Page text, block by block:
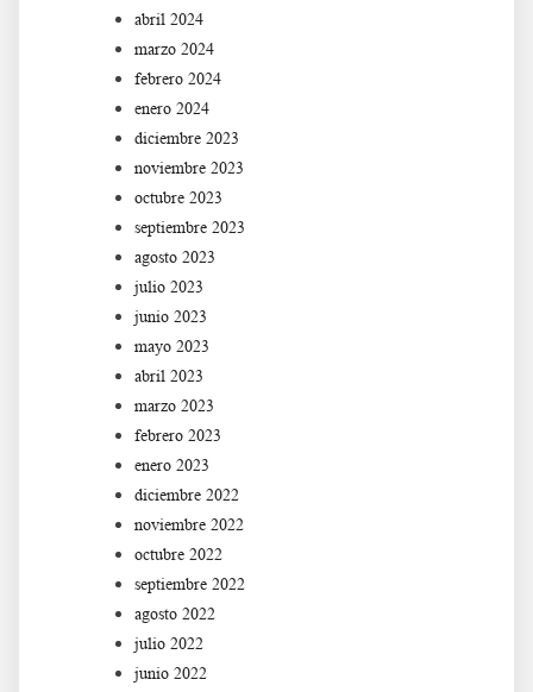
abril 2024
marzo 2024
febrero 2024
enero 2024
diciembre 2023
noviembre 2023
octubre 2023
septiembre 2023
agosto 2023
julio 2023
junio 2023
mayo 2023
abril 2023
marzo 2023
febrero 2023
enero 2023
diciembre 2022
noviembre 2022
octubre 2022
septiembre 2022
agosto 2022
julio 2022
junio 2022